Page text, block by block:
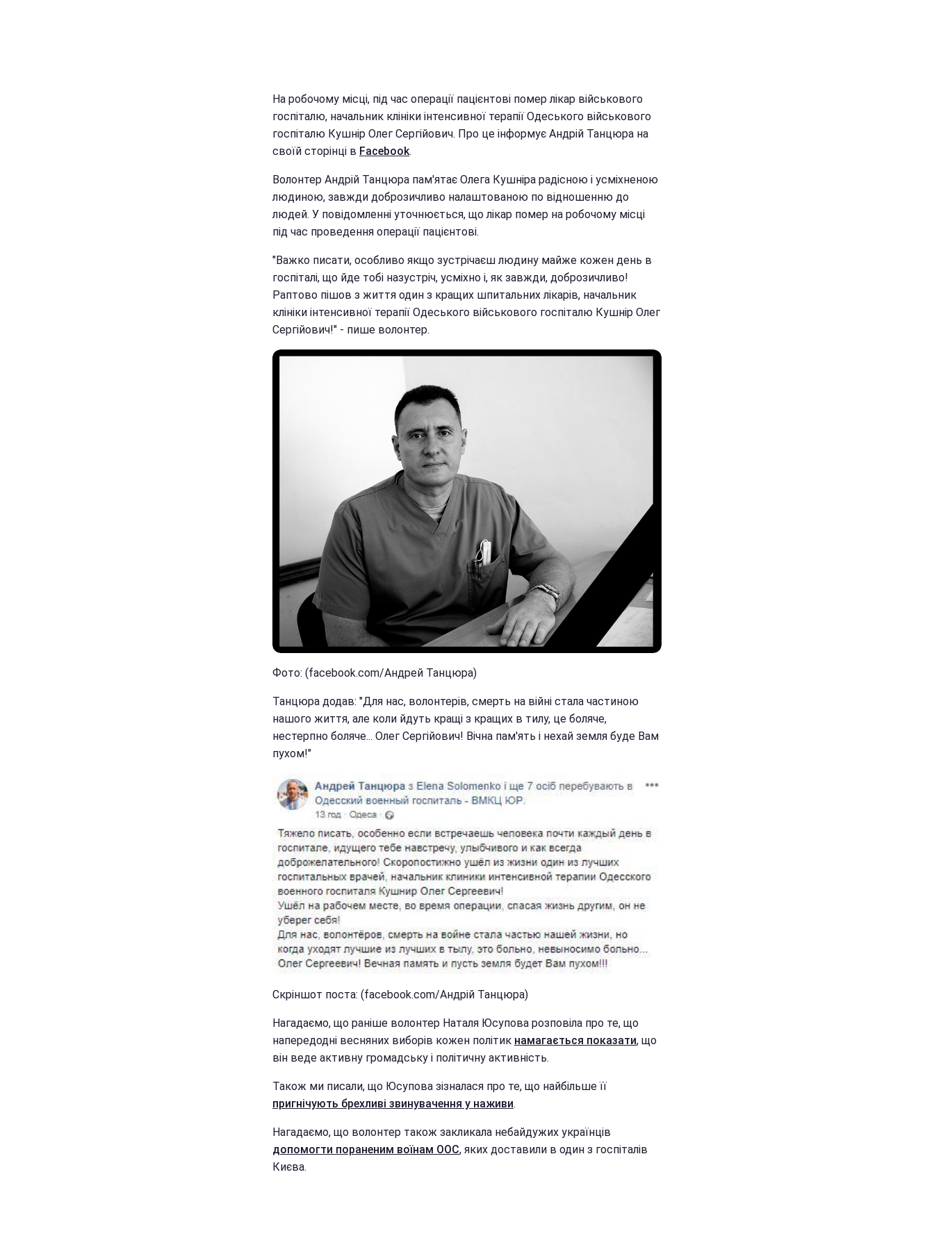
На робочому місці, під час операції пацієнтові помер лікар військового
госпіталю, начальник клініки інтенсивної терапії Одеського військового
госпіталю Кушнір Олег Сергійович. Про це інформує Андрій Танцюра на
своїй сторінці в Facebook.
Волонтер Андрій Танцюра пам'ятає Олега Кушніра радісною і усміхненою
людиною, завжди доброзичливо налаштованою по відношенню до
людей. У повідомленні уточнюється, що лікар помер на робочому місці
під час проведення операції пацієнтові.
"Важко писати, особливо якщо зустрічаєш людину майже кожен день в
госпіталі, що йде тобі назустріч, усміхно і, як завжди, доброзичливо!
Раптово пішов з життя один з кращих шпитальних лікарів, начальник
клініки інтенсивної терапії Одеського військового госпіталю Кушнір Олег
Сергійович!" - пише волонтер.
Фото: (facebook.com/Андрей Танцюра)
Танцюра додав: "Для нас, волонтерів, смерть на війні стала частиною
нашого життя, але коли йдуть кращі з кращих в тилу, це боляче,
нестерпно боляче... Олег Сергійович! Вічна пам'ять і нехай земля буде Вам
пухом!"
Скріншот поста: (facebook.com/Андрій Танцюра)
Нагадаємо, що раніше волонтер Наталя Юсупова розповіла про те, що
напередодні весняних виборів кожен політик намагається показати, що
він веде активну громадську і політичну активність.
Також ми писали, що Юсупова зізналася про те, що найбільше її
пригнічують брехливі звинувачення у наживи.
Нагадаємо, що волонтер також закликала небайдужих українців
допомогти пораненим воїнам ООС, яких доставили в один з госпіталів
Києва.